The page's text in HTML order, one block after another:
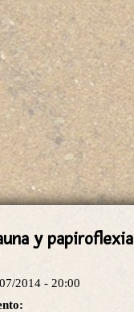
y papiroflexia
2014 - 20:00